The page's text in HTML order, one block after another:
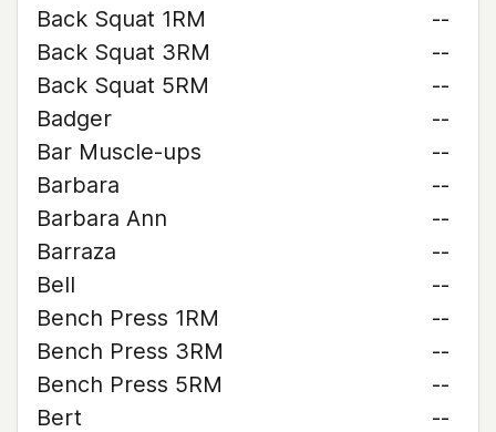
Back Squat 1RM
--
Back Squat 3RM
--
Back Squat 5RM
--
Badger
--
Bar Muscle-ups
--
Barbara
--
Barbara Ann
--
Barraza
--
Bell
--
Bench Press 1RM
--
Bench Press 3RM
--
Bench Press 5RM
--
Bert
--